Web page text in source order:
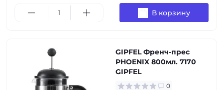
В корзину
GIPFEL Френч-прес
PHOENIX 800мл. 7170
GIPFEL
0